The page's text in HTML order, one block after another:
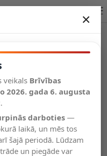
×
veikals Brīvības
2026. gada 6. augusta
.
darboties—
laikā, un mēs tos
šajā periodā. Lūdzam
un piegāde var